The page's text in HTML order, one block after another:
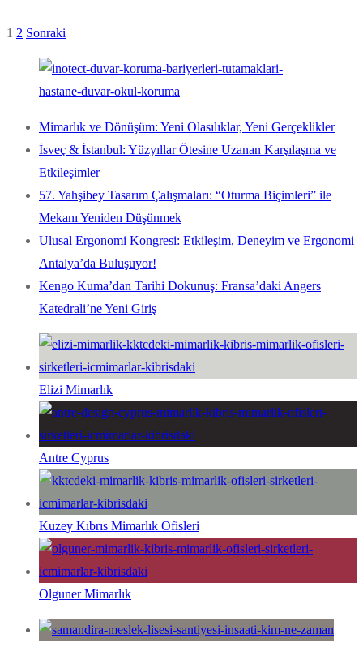
1 2 Sonraki
Mimarlık ve Dönüşüm: Yeni Olasılıklar, Yeni Gerçeklikler
İsveç & İstanbul: Yüzyıllar Ötesine Uzanan Karşılaşma ve
Etkileşimler
57. Yahşibey Tasarım Çalışmaları: “Oturma Biçimleri” ile
Mekanı Yeniden Düşünmek
Ulusal Ergonomi Kongresi: Etkileşim, Deneyim ve Ergonomi
Antalya’da Buluşuyor!
Kengo Kuma’dan Tarihi Dokunuş: Fransa’daki Angers
Katedrali’ne Yeni Giriş
Elizi Mimarlık
Antre Cyprus
Kuzey Kıbrıs Mimarlık Ofisleri
Olguner Mimarlık